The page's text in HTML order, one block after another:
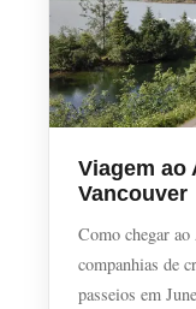
Viagem ao
Vancouver
Como chegar ao
companhias de
passeios em